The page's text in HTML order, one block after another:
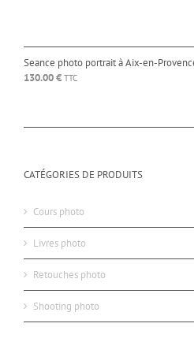
Seance photo portrait à Aix-en-
130.00€ TTC
CATÉGORIES DE PRODUITS
Cours photo
Livres photo
Retouches photo
Shooting photo